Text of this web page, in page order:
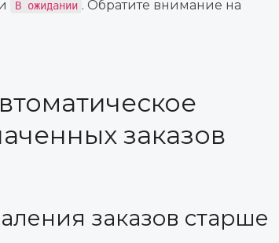
В ожидании . Обратите внимание на
заказов
заказов старше